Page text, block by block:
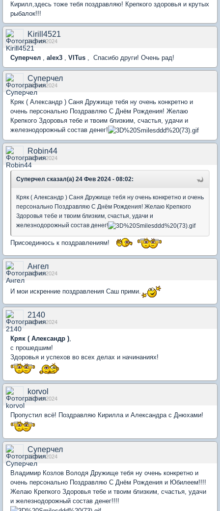
Кирилл,здесь тоже тебя поздравляю! Крепкого здоровья и крутых
рыбалок!!!
Kirill4521
21 Feb 2024
Суперчел , alex3 , VITus , Спасибо други! Очень рад!
Суперчел
24 Feb 2024
Кряк ( Александр ) Саня Дружище тебя ну очень конкретно и
очень персонально Поздравляю С Днём Рождения! Желаю
Крепкого Здоровья тебе и твоим близким, счастья, удачи и
железнодорожный состав денег!
Robin44
24 Feb 2024
Суперчел сказал(а) 24 Фев 2024 - 08:02:
Кряк ( Александр ) Саня Дружище тебя ну очень конкретно и очень
персонально Поздравляю С Днём Рождения! Желаю Крепкого
Здоровья тебе и твоим близким, счастья, удачи и
железнодорожный состав денег!
Присоединюсь к поздравлениям!
Ангел
24 Feb 2024
И мои искренние поздравления Саш прими.
2140
24 Feb 2024
Кряк ( Александр )
с прошедшим!
Здоровья и успехов во всех делах и начинаниях!
korvol
25 Feb 2024
Пропустил всё! Поздравляю Кирилла и Александра с Днюхами!
Суперчел
12 Mar 2024
Владимир Козлов Володя Дружище тебя ну очень конкретно и
очень персонально Поздравляю С Днём Рождения и Юбилеем!!!!
Желаю Крепкого Здоровья тебе и твоим близким, счастья, удачи
и железнодорожный состав денег!!!!